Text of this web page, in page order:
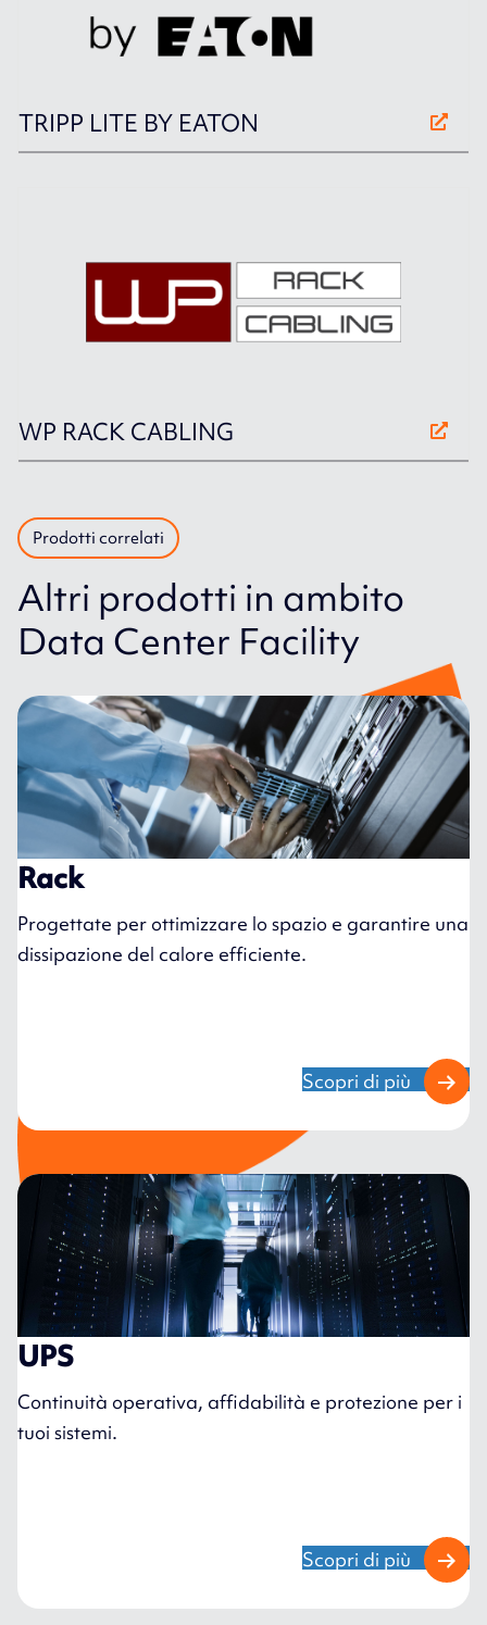
TRIPP LITE BY EATON
WP RACK CABLING
Prodotti correlati
Altri prodotti in ambito
Data Center Facility
Rack
Progettate per ottimizzare lo spazio e garantire una
dissipazione del calore efficiente.
Scopri di più
UPS
Continuità operativa, affidabilità e protezione per i
tuoi sistemi.
Scopri di più